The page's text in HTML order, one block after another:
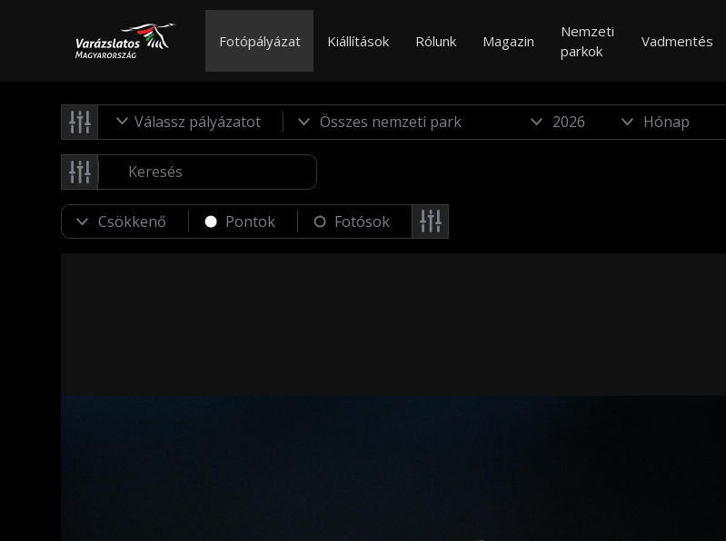
Fotópályázat Kiállítások Rólunk Magazin
Nemzeti
parkok
Vadmentés
Válassz pályázatot
Pontok Fotósok